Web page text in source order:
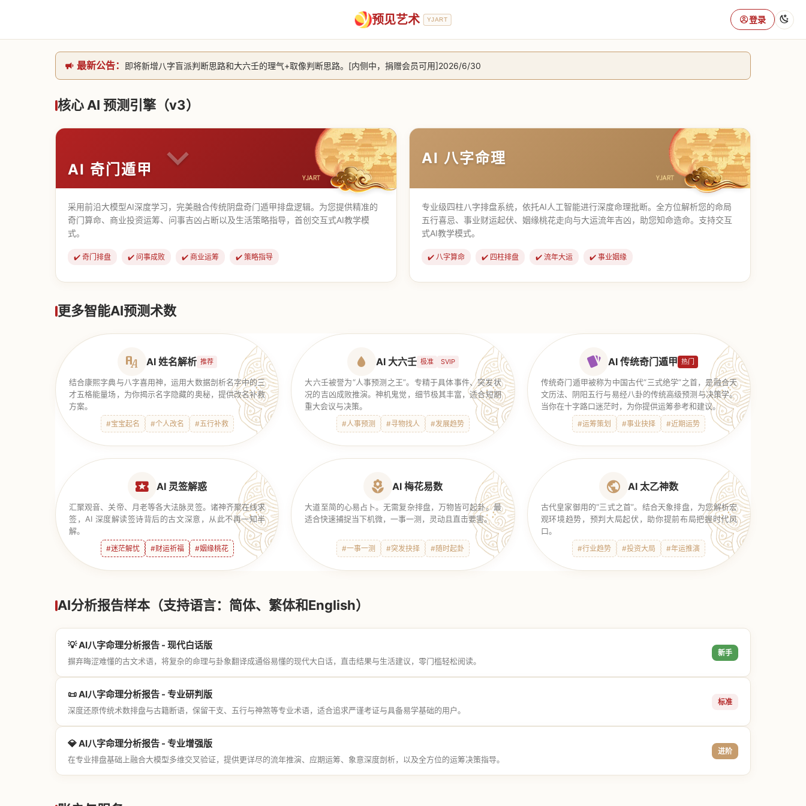
预见艺术 YJART 登录
最新公告：
即将新增八字盲派判断思路和大六壬的理气+取像判断思路。[内侧中，捐赠会员可用]2026/6/30
网站升级完成，升级全模块的算法，限时开放用户注册。2026/6/27
致老用户的一封信，旧站充值会员开放注册截止到8月25日 2026/2/25
核心 AI 预测引擎（v3）
AI 奇门遁甲
采用前沿大模型AI深度学习，完美融合传统阴盘奇门遁甲排盘逻辑。为您提供精准的
奇门算命、商业投资运筹、问事吉凶占断以及生活策略指导，首创交互式AI教学模
式。
✔️ 奇门排盘 ✔️ 问事成败 ✔️ 商业运筹 ✔️ 策略指导
【道家奇门】 【传统奇门】
AI 八字命理
专业级四柱八字排盘系统，依托AI人工智能进行深度命理批断。全方位解析您的命局
五行喜忌、事业财运起伏、姻缘桃花走向与大运流年吉凶，助您知命造命。支持交互
式AI教学模式。
✔️ 八字算命 ✔️ 四柱排盘 ✔️ 流年大运 ✔️ 事业姻缘
更多智能AI预测术数
AI 姓名解析 推荐
结合康熙字典与八字喜用神，运用大数据剖析名字中的三
才五格能量场，为你揭示名字隐藏的奥秘，提供改名补救
方案。
#宝宝起名 #个人改名 #五行补救
AI 大六壬 极准 SVIP
大六壬被誉为“人事预测之王”。专精于具体事件、突发状
况的吉凶成败推演。神机鬼觉，细节极其丰富，适合短期
重大会议与决策。
#人事预测 #寻物找人 #发展趋势
AI 传统奇门遁甲 热门
传统奇门遁甲被称为中国古代“三式绝学”之首，是融合天
文历法、阴阳五行与易经八卦的传统高级预测与决策学。
当你在十字路口迷茫时，为你提供运筹参考和建议。
#运筹策划 #事业抉择 #近期运势
AI 灵签解惑
汇聚观音、关帝、月老等各大法脉灵签。诸神齐聚在线求
签，AI 深度解读签诗背后的古文深意，从此不再一知半
解。
#迷茫解忧 #财运祈福 #姻缘桃花
AI 梅花易数
大道至简的心易占卜。无需复杂排盘，万物皆可起卦。最
适合快速捕捉当下机微，一事一测，灵动且直击要害。
#一事一测 #突发抉择 #随时起卦
AI 太乙神数
古代皇家御用的“三式之首”。结合天象排盘，为您解析宏
观环境趋势，预判大局起伏，助你提前布局把握时代风
口。
#行业趋势 #投资大局 #年运推演
AI分析报告样本（支持语言：简体、繁体和English）
💡 AI八字命理分析报告 - 现代白话版
摒弃晦涩难懂的古文术语，将复杂的命理与卦象翻译成通俗易懂的现代大白话，直击结果与生活建议，零门槛轻松阅读。
新手
📜 AI八字命理分析报告 - 专业研判版
深度还原传统术数排盘与古籍断语，保留干支、五行与神煞等专业术语，适合追求严谨考证与具备易学基础的用户。
标准
💎 AI八字命理分析报告 - 专业增强版
在专业排盘基础上融合大模型多维交叉验证，提供更详尽的流年推演、应期运筹、象意深度剖析，以及全方位的运筹决策指导。
进阶